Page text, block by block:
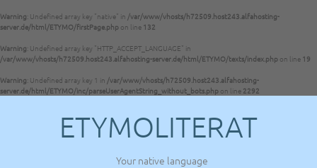
Warning: Undefined array key "native" in /var/www/vhosts/h72509.host243.alfahosting-
server.de/html/ETYMO/firstPage.php on line 132
Warning: Undefined array key "HTTP_ACCEPT_LANGUAGE" in
/var/www/vhosts/h72509.host243.alfahosting-server.de/html/ETYMO/texts/index.php on line 19
Warning: Undefined array key 1 in /var/www/vhosts/h72509.host243.alfahosting-
server.de/html/ETYMO/inc/parseUserAgentString_without_bots.php on line 2292
ETYMOLITERAT
Your native language